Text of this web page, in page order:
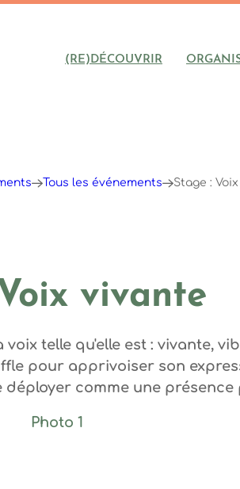
(RE)DÉCOUVRIR
Tous les événements Stage :
vivante
voix telle qu'elle est : vivante,
pour apprivoiser son
déployer comme une présence
Photo 1